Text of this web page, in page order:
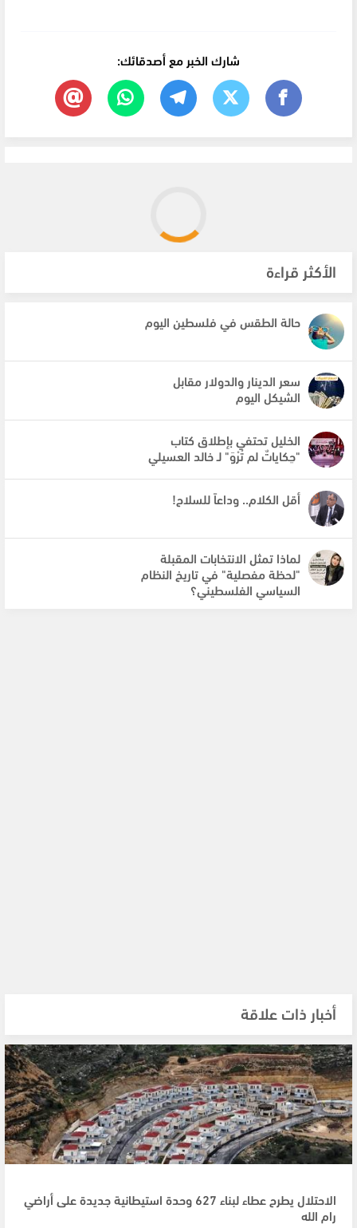
شارك الخبر مع أصدقائك:
الأكثر قراءة
حالة الطقس في فلسطين اليوم
سعر الدينار والدولار مقابل
الشيكل اليوم
الخليل تحتفي بإطلاق كتاب
"حِكاياتٌ لم تُرْوَ" لـ خالد العسيلي
أقل الكلام.. وداعاً للسلاح!
لماذا تمثل الانتخابات المقبلة
"لحظة مفصلية" في تاريخ النظام
السياسي الفلسطيني؟
أخبار ذات علاقة
الاحتلال يطرح عطاء لبناء 627 وحدة استيطانية جديدة على أراضي
رام الله